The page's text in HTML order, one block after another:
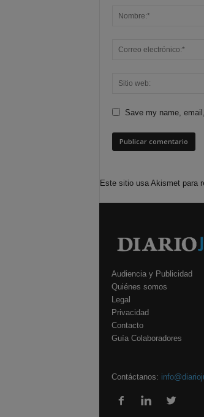
Save my name,
Este sitio usa Akismet para
Audiencia y Publicidad
Quiénes somos
Legal
Privacidad
Contacto
Guía Colaboradores
Contáctanos: